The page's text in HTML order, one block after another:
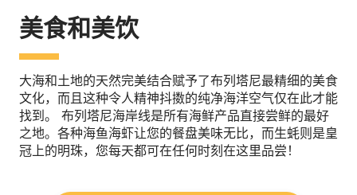
美食和美饮
大海和土地的天然完美结合赋予了布列塔尼最精细的美食
文化，而且这种令人精神抖擞的纯净海洋空气仅在此才能
找到。 布列塔尼海岸线是所有海鲜产品直接尝鲜的最好
之地。各种海鱼海虾让您的餐盘美味无比，而生蚝则是皇
冠上的明珠，您每天都可在任何时刻在这里品尝！